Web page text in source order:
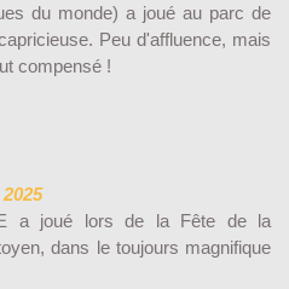
du monde) a joué au parc de
Peu d'affluence, mais
compensé !
a joué lors de la Fête de la
dans le toujours magnifique